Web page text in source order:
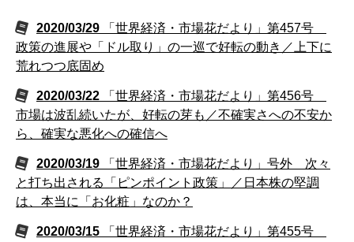
2020/03/29
「世界経済・市場花だより」第457号
政策の進展や「ドル取り」の一巡で好転の動き／上下に
荒れつつ底固め
2020/03/22
「世界経済・市場花だより」第456号
市場は波乱続いたが、好転の芽も／不確実さへの不安か
ら、確実な悪化への確信へ
2020/03/19
「世界経済・市場花だより」号外 次々
と打ち出される「ピンポイント政策」／日本株の堅調
は、本当に「お化粧」なのか？
2020/03/15
「世界経済・市場花だより」第455号